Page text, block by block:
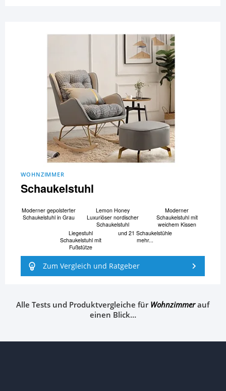
WOHNZIMMER
Schaukelstuhl
Moderner gepolsterter
Schaukelstuhl in Grau
Lemon Honey
Luxuriöser nordischer
Schaukelstuhl
Moderner
Schaukelstuhl mit
weichem Kissen
Liegestuhl
Schaukelstuhl mit
Fußstütze
und 21 Schaukelstühle
mehr...
Zum Vergleich und Ratgeber
Alle Tests und Produktvergleiche fürWohnzimmerauf
einen Blick…